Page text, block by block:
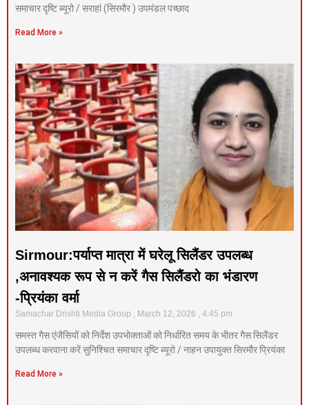
समाचार दृष्टि ब्यूरो / सराहां (सिरमौर ) उपमंडल पच्छाद
Read More »
Sirmour:पर्याप्त मात्रा में घरेलू सिलैंडर उपलब्ध
,अनावश्यक रूप से न करें गैस सिलैंडरो का भंडारण
-प्रियंका वर्मा
Samachar Drishti Media Group March 12, 2026 4:45 pm
समस्त गैस एंजैसियों को निर्देश उपभोक्ताओं को निर्धारित समय के भीतर गैस सिलैंडर
उपलब्ध करवाना करें सुनिश्चित समाचार दृष्टि ब्यूरो / नाहन उपायुक्त सिरमौर प्रियंका
Read More »